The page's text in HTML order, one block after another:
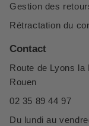
Gestion des
Rétractation du
Contact
Route de Lyons
Rouen
02 35 89 44 97
Du lundi au